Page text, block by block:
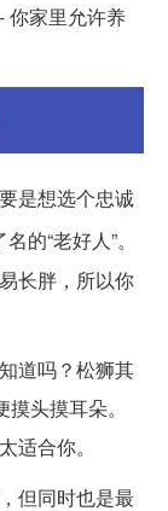
你家里允许养
是想选个忠诚
的“老好人”。
长胖，所以你
道吗？松狮其
头摸耳朵。
适合你。
但同时也是最